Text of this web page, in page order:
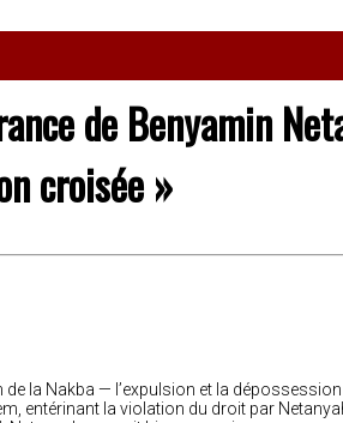
de Benyamin
croisée »
de la Nakba — l’expulsion et la
entérinant la violation du droit par